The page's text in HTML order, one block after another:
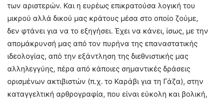
των αριστερών. Και η ευρέως επικρατούσα λογική του
μικρού αλλά δικού μας κράτους μέσα στο οποίο ζούμε,
δεν φτάνει για να το εξηγήσει. Έχει να κάνει, ίσως, με την
απομάκρυνσή μας από τον πυρήνα της επαναστατικής
ιδεολογίας, από την εξάντληση της διεθνιστικής μας
αλληλεγγύης, πέρα από κάποιες σημαντικές δράσεις
ορισμένων ακτιβιστών (π.χ. το Καράβι για τη Γάζα), στην
καταγγελτική αρθρογραφία, που είναι εύκολη και βολική,